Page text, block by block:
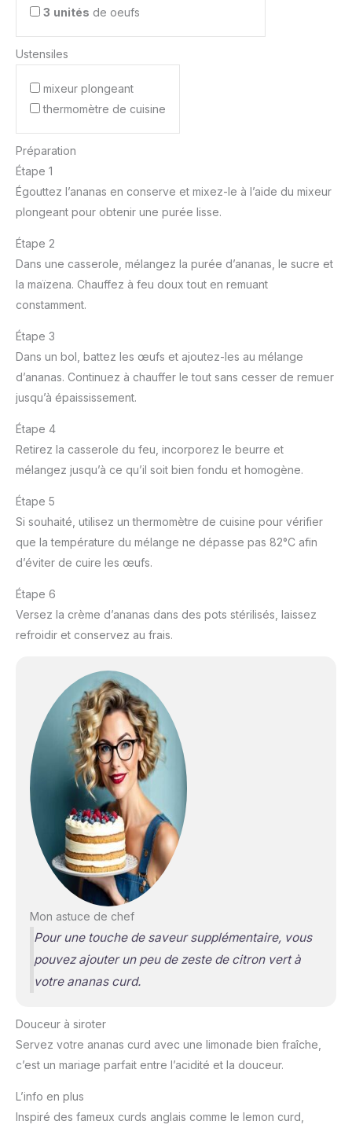
3 unités de oeufs
Ustensiles
mixeur plongeant
thermomètre de cuisine
Préparation
Étape 1
Égouttez l’ananas en conserve et mixez-le à l’aide du mixeur
plongeant pour obtenir une purée lisse.
Étape 2
Dans une casserole, mélangez la purée d’ananas, le sucre et
la maïzena. Chauffez à feu doux tout en remuant
constamment.
Étape 3
Dans un bol, battez les œufs et ajoutez-les au mélange
d’ananas. Continuez à chauffer le tout sans cesser de remuer
jusqu’à épaississement.
Étape 4
Retirez la casserole du feu, incorporez le beurre et
mélangez jusqu’à ce qu’il soit bien fondu et homogène.
Étape 5
Si souhaité, utilisez un thermomètre de cuisine pour vérifier
que la température du mélange ne dépasse pas 82°C afin
d’éviter de cuire les œufs.
Étape 6
Versez la crème d’ananas dans des pots stérilisés, laissez
refroidir et conservez au frais.
Mon astuce de chef
Pour une touche de saveur supplémentaire, vous
pouvez ajouter un peu de zeste de citron vert à
votre ananas curd.
Douceur à siroter
Servez votre ananas curd avec une limonade bien fraîche,
c’est un mariage parfait entre l’acidité et la douceur.
L’info en plus
Inspiré des fameux curds anglais comme le lemon curd,